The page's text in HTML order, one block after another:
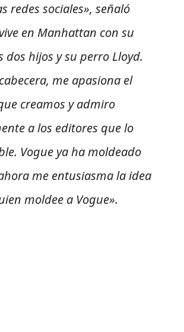
redes sociales», señaló
en Manhattan con su
dos hijos y su perro Lloyd.
me apasiona el
creamos y admiro
a los editores que lo
Vogue ya ha moldeado
me entusiasma la idea
moldee a Vogue».